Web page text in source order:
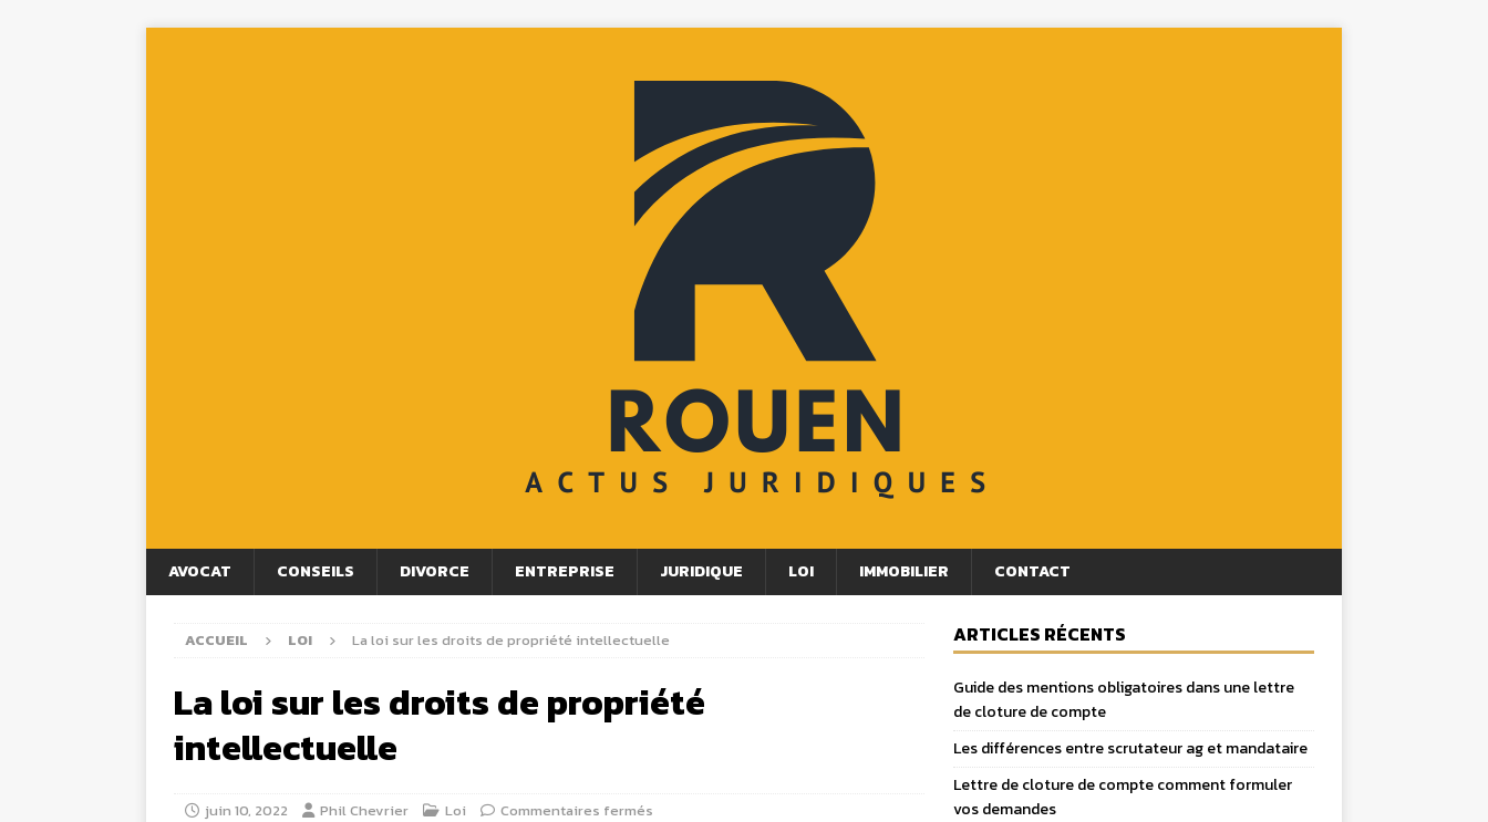
AVOCAT CONSEILS DIVORCE ENTREPRISE JURIDIQUE LOI IMMOBILIER CONTACT
ACCUEIL LOI La loi sur les droits de propriété intellectuelle
La loi sur les droits de propriété
intellectuelle
juin 10, 2022 Phil Chevrier Loi Commentaires fermés
ARTICLES RÉCENTS
Guide des mentions obligatoires dans une lettre
de cloture de compte
Les différences entre scrutateur ag et mandataire
Lettre de cloture de compte comment formuler
vos demandes